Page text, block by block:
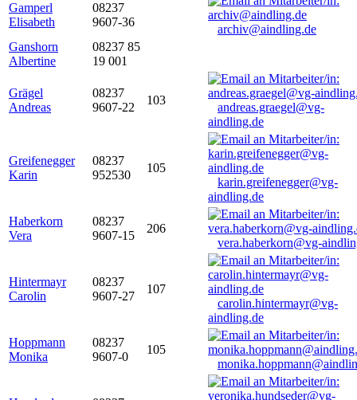
Gamperl
Elisabeth
08237
9607-36
archiv@aindling.de
Ganshorn
Albertine
08237 85
19 001
Grägel
Andreas
08237
9607-22
103
andreas.graegel@vg-
aindling.de
Greifenegger
Karin
08237
952530
105
karin.greifenegger@vg-
aindling.de
Haberkorn
Vera
08237
9607-15
206
vera.haberkorn@vg-
Hintermayr
Carolin
08237
9607-27
107
carolin.hintermayr@vg-
aindling.de
Hoppmann
Monika
08237
9607-0
105